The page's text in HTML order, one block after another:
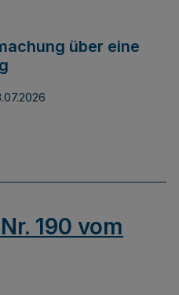
über eine
190 vom